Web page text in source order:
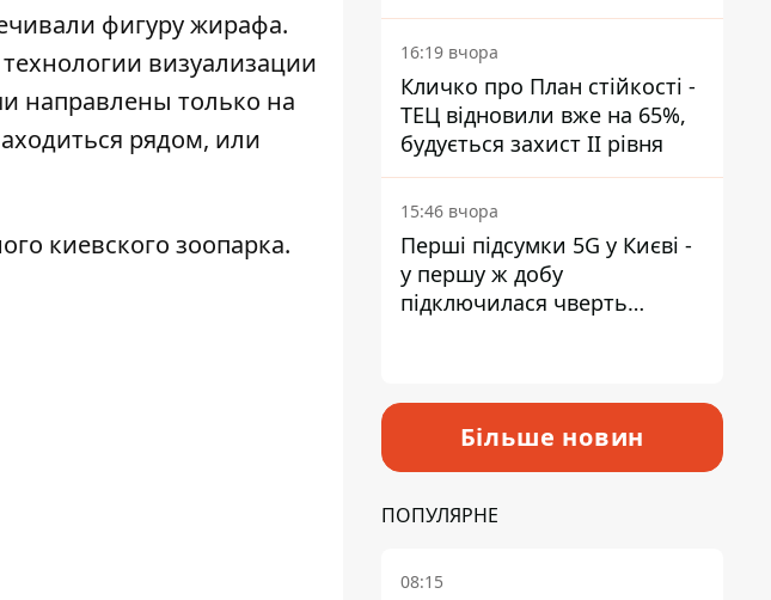
фигуру жирафа.
визуализации
направлены только на
рядом, или
киевского зоопарка.
16:19 вчора
Кличко про План стійкості -
ТЕЦ відновили вже на 65%,
будується захист ІІ рівня
15:46 вчора
Перші підсумки 5G у Києві -
у першу ж добу
підключилася чверть
Більше новин
ПОПУЛЯРНЕ
08:15